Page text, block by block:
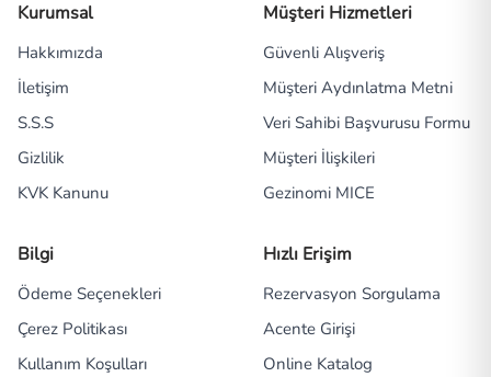
Kurumsal
Hakkımızda
İletişim
S.S.S
Gizlilik
KVK Kanunu
Müşteri Hizmetleri
Güvenli Alışveriş
Müşteri Aydınlatma Metni
Veri Sahibi Başvurusu Formu
Müşteri İlişkileri
Gezinomi MICE
Bilgi
Ödeme Seçenekleri
Çerez Politikası
Kullanım Koşulları
Hızlı Erişim
Rezervasyon Sorgulama
Acente Girişi
Online Katalog